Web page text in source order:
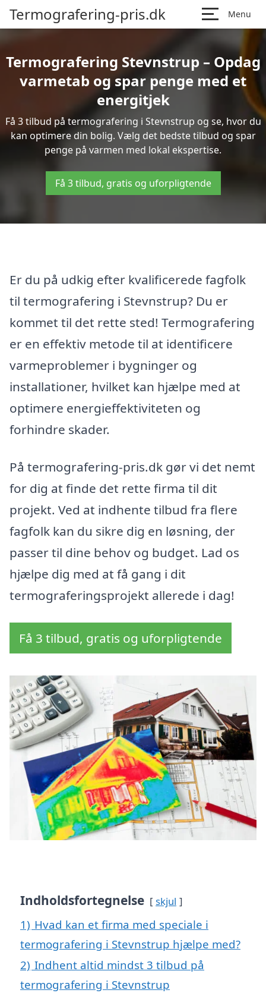
Termografering-pris.dk Menu
Termografering Stevnstrup – Opdag
varmetab og spar penge med et
energitjek
Få 3 tilbud på termografering i Stevnstrup og se, hvor du
kan optimere din bolig. Vælg det bedste tilbud og spar
penge på varmen med lokal ekspertise.
Få 3 tilbud, gratis og uforpligtende
Er du på udkig efter kvalificerede fagfolk
til termografering i Stevnstrup? Du er
kommet til det rette sted! Termografering
er en effektiv metode til at identificere
varmeproblemer i bygninger og
installationer, hvilket kan hjælpe med at
optimere energieffektiviteten og
forhindre skader.
På termografering-pris.dk gør vi det nemt
for dig at finde det rette firma til dit
projekt. Ved at indhente tilbud fra flere
fagfolk kan du sikre dig en løsning, der
passer til dine behov og budget. Lad os
hjælpe dig med at få gang i dit
termograferingsprojekt allerede i dag!
Få 3 tilbud, gratis og uforpligtende
Indholdsfortegnelse skjul
1) Hvad kan et firma med speciale i
termografering i Stevnstrup hjælpe med?
2) Indhent altid mindst 3 tilbud på
termografering i Stevnstrup